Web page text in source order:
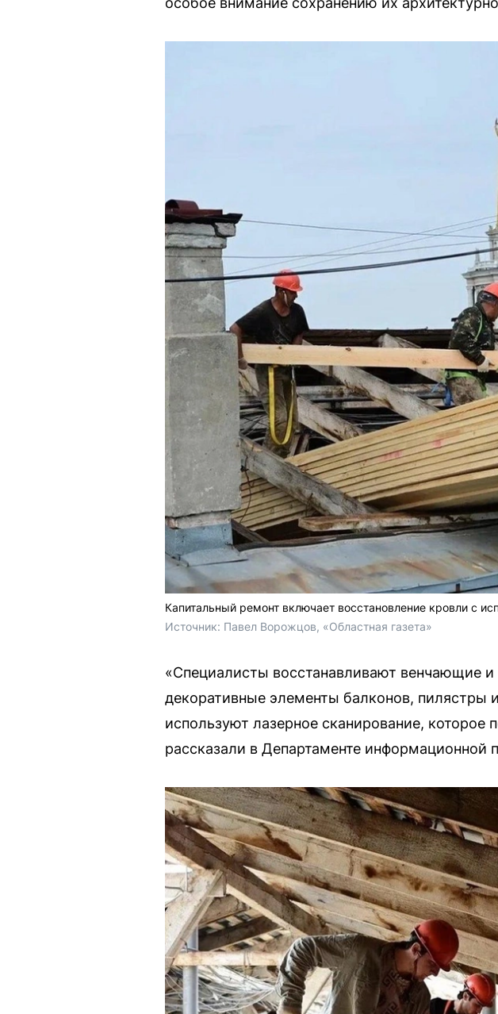
Капитальный ремонт включает восстановление кровли с
Источник: Павел Ворожцов, «Областная газета»
«Специалисты восстанавливают венчающие
декоративные элементы балконов, пилястры
используют лазерное сканирование,
рассказали в Департаменте информационной